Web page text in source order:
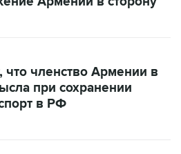
при сохранении
в РФ